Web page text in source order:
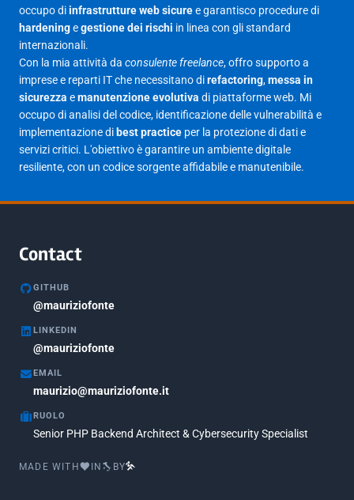
Aprile 2025
Marzo 2025
Febbraio 2025 17
Gennaio 2025
Giugno 2023
Maggio 2023
Agosto 2020
Marzo 2018
Febbraio 2018
Marzo 2017
Luglio 2016
Febbraio 2016
occupo diinfrastrutture web sicuree garantisco procedure di
hardeningegestione dei rischi in linea con gli standard
internazionali.
Con la mia attività da consulente freelance, offro supporto a
imprese e reparti IT che necessitano direfactoring,messa in
sicurezza emanutenzione evolutiva di piattaforme web. Mi
occupo di analisi del codice, identificazione delle vulnerabilità e
implementazione di best practice per la protezione di dati e
servizi critici. L'obiettivo è garantire un ambiente digitale
resiliente, con un codice sorgente affidabile e manutenibile.
Contact
GITHUB
@mauriziofonte
LINKEDIN
@mauriziofonte
EMAIL
maurizio@mauriziofonte.it
RUOLO
Senior PHP Backend Architect & Cybersecurity Specialist
MADE WITH IN BY